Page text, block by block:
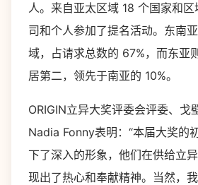
人。来自亚太区域 18 个国家和
司和个人参加了提名活动。东南
域，占请求总数的 67%，而东亚
居第二，领先于南亚的 10%。
ORIGIN立异大奖评委会评委、戈
Nadia Fonny表明：“本届大奖的
下了深入的形象，他们在供给立
现出了热心和奉献精神。当然，